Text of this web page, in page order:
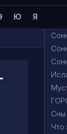
Ю Я
Сны
Что